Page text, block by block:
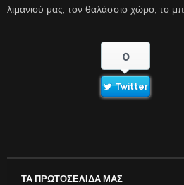
λιμανιού μας, τον θαλάσσιο χώρο, το
0
Twitter
ΤΑ ΠΡΩΤΟΣΕΛΙΔΑ ΜΑΣ